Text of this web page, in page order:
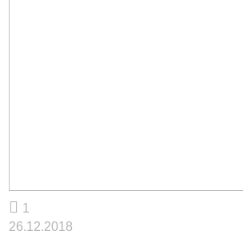
1
26.12.2018